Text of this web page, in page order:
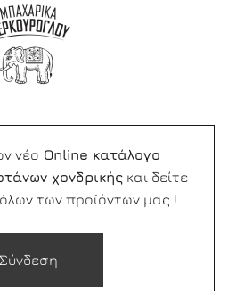
νέο Online κατάλογο
χονδρικής και δείτε
των προϊόντων μας !
Σύνδεση